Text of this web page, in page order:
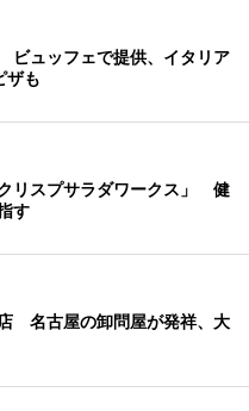
ュッフェで提供、イタリア
ザも
リスプサラダワークス」 健
す
名古屋の卸問屋が発祥、大